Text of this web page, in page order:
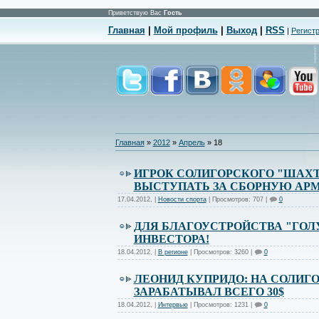
Приветствую Вас Гость
Главная Мой профиль| Выход| RSS |
Главная» 2012 » Апрель » 18
ИГРОК СОЛИГОРСКОГО
ВЫСТУПАТЬ ЗА СБОРНУЮ
17.04.2012, Новости спорта| Просмотров: 707 | 0
ДЛЯ БЛАГОУСТРОЙСТВА
ИНВЕСТОРА!
18.04.2012, В регионе| Просмотров: 3260 | 0
ЛЕОНИД КУПРИДО: НА
ЗАРАБАТЫВАЛ ВСЕГО 30$
18.04.2012, Интервью| Просмотров: 1231 | 0